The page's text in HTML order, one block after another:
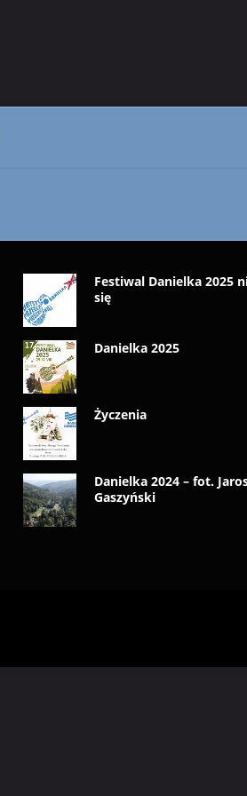
Festiwal Danielka 2025
się
Danielka 2025
Życzenia
Danielka 2024 – fot.
Gaszyński